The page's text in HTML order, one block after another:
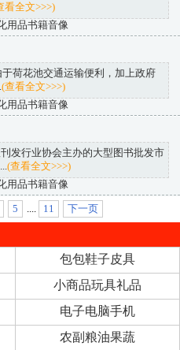
看全文>>>)
用品书籍音像
荷花池交通运输便利，加上政府
(查看全文>>>)
用品书籍音像
发行业协会主办的大型图书批发市
(查看全文>>>)
用品书籍音像
5 11 下一页
包包鞋子皮具
小商品玩具礼品
电子电脑手机
农副粮油果蔬